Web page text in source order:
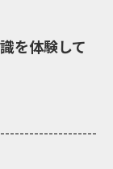
を体験して